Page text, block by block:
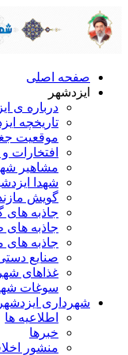
صفحه اصلی
ایزدشهر
درباره ی
تاریخچه
موقعیت
افتخارات
مشاهیر
شهدا
گویش
جاذبه
جاذبه های
جاذبه های
صنایع
غذاهای شهر
سوغات
شهرداری ایزدشهر
اطلاعیه ها
خبرها
منشور